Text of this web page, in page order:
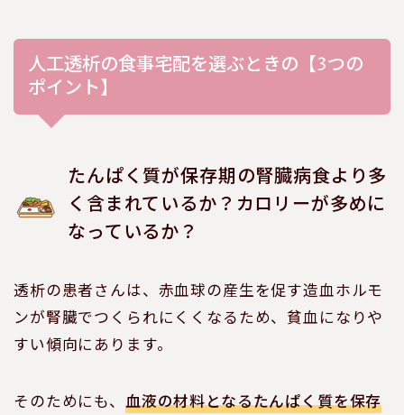
人工透析の食事宅配を選ぶときの【3つの
ポイント】
たんぱく質が保存期の腎臓病食より多
く含まれているか？カロリーが多めに
なっているか？
透析の患者さんは、赤血球の産生を促す造血ホルモ
ンが腎臓でつくられにくくなるため、貧血になりや
すい傾向にあります。
そのためにも、 血液の材料となるたんぱく質を保存